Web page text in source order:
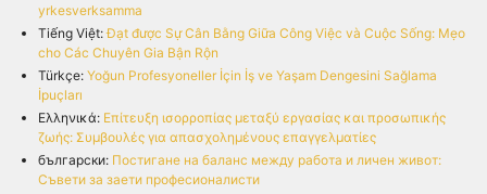
yrkesverksamma
Tiếng Việt:Đạt được Sự Cân Bằng Giữa Công Việc và Cuộc Sống: Mẹo
cho Các Chuyên Gia Bận Rộn
Türkçe: Yoğun Profesyoneller İçin İş ve Yaşam Dengesini Sağlama
İpuçları
Ελληνικά: Επίτευξη ισορροπίας μεταξύ εργασίας και προσωπικής
ζωής: Συμβουλές για απασχολημένους επαγγελματίες
български: Постигане на баланс между работа и личен живот:
Съвети за заети професионалисти